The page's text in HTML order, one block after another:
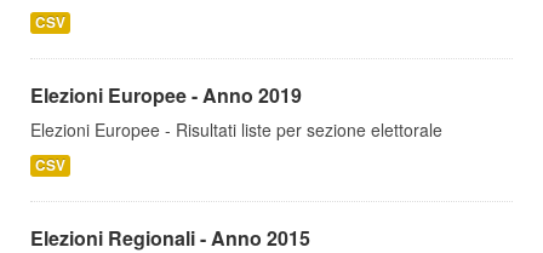
CSV
Elezioni Europee - Anno 2019
Elezioni Europee - Risultati liste per sezione elettorale
CSV
Elezioni Regionali - Anno 2015